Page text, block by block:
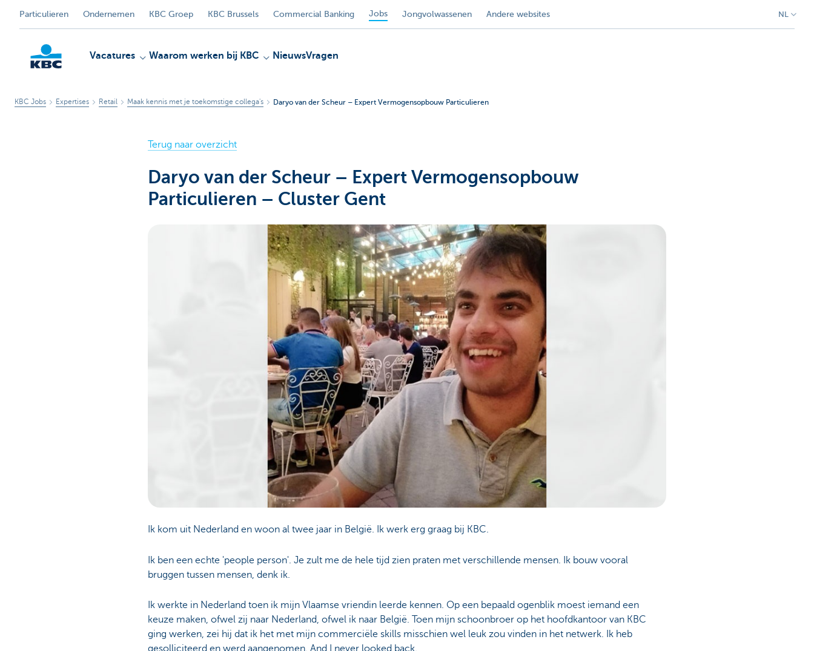
Particulieren Ondernemen KBC Groep KBC Brussels Commercial Banking Jobs Jongvolwassenen Andere websites NL
Vacatures Waarom werken bij KBC NieuwsVragen
KBC Jobs Expertises Retail Maak kennis met je toekomstige collega's Daryo van der Scheur – Expert Vermogensopbouw Particulieren
Terug naar overzicht
Daryo van der Scheur – Expert Vermogensopbouw
Particulieren – Cluster Gent
Ik kom uit Nederland en woon al twee jaar in België. Ik werk erg graag bij KBC.
Ik ben een echte 'people person'. Je zult me de hele tijd zien praten met verschillende mensen. Ik bouw vooral
bruggen tussen mensen, denk ik.
Ik werkte in Nederland toen ik mijn Vlaamse vriendin leerde kennen. Op een bepaald ogenblik moest iemand een
keuze maken, ofwel zij naar Nederland, ofwel ik naar België. Toen mijn schoonbroer op het hoofdkantoor van KBC
ging werken, zei hij dat ik het met mijn commerciële skills misschien wel leuk zou vinden in het netwerk. Ik heb
gesolliciteerd en werd aangenomen. And I never looked back.